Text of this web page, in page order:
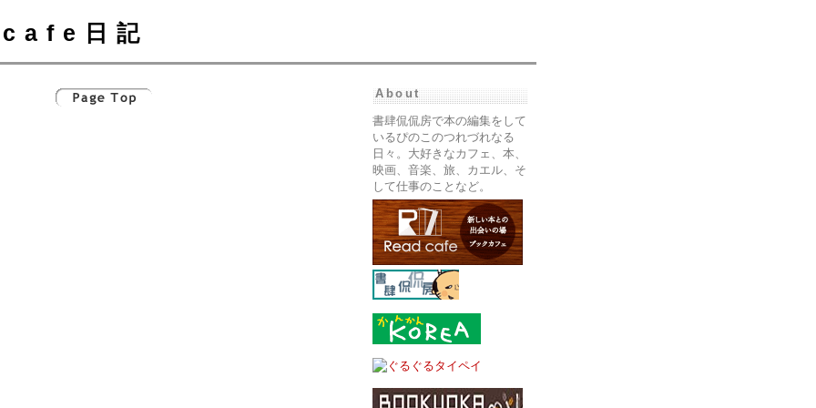
cafe日記
About
書肆侃侃房で本の編集をして
いるぴのこのつれづれなる
日々。大好きなカフェ、本、
映画、音楽、旅、カエル、そ
して仕事のことなど。